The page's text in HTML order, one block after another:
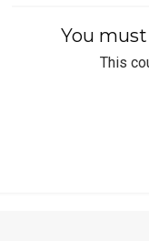
You
This